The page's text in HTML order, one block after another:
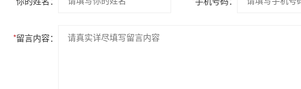
*留言内容：